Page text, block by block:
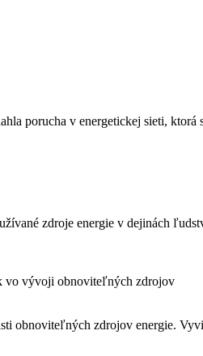
porucha v energetickej sieti,
zdroje energie v dejinách
vo vývoji obnoviteľných zdrojov
obnoviteľných zdrojov energie.